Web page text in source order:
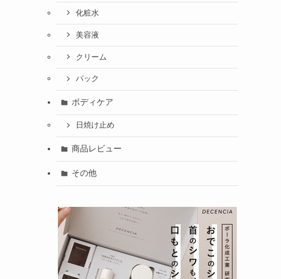
化粧水
美容液
クリーム
パック
ボディケア
日焼け止め
商品レビュー
その他